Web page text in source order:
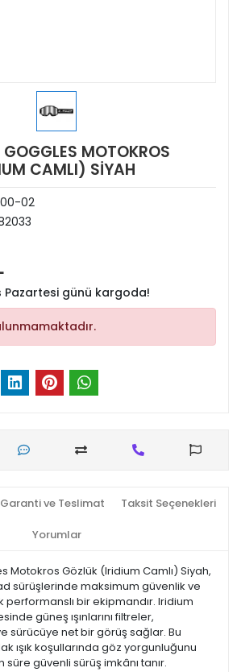
MOTOKROS
CAMLI) SİYAH
02
Pazartesi günü kargoda!
Garanti ve Teslimat Taksit Seçenekleri
Yorumlar
Motokros Gözlük (Iridium Camlı) Siyah,
sürüşlerinde maksimum güvenlik ve
performanslı bir ekipmandır. Iridium
güneş ışınlarını filtreler,
sürücüye net bir görüş sağlar. Bu
ışık koşullarında göz yorgunluğunu
güvenli sürüş imkânı tanır.